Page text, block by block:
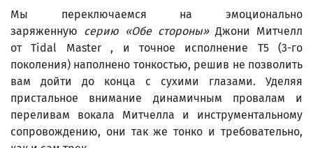
Мы переключаемся на эмоционально
заряженную серию «Обе стороны»Джони Митчелл
от Tidal Master , и точное исполнение T5 (3-го
поколения) наполнено тонкостью, решив не позволить
вам дойти до конца с сухими глазами. Уделяя
пристальное внимание динамичным провалам и
переливам вокала Митчелла и инструментальному
сопровождению, они так же тонко и требовательно,